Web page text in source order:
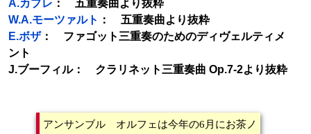
A.カプレ ： 五重奏曲より抜粋
W.A.モーツァルト ： 五重奏曲より抜粋
E.ボザ： ファゴット三重奏のためのディヴェルティメ
ント
J.ブーフィル： クラリネット三重奏曲 Op.7-2より抜粋
アンサンブル オルフェは今年の6月にお茶ノ